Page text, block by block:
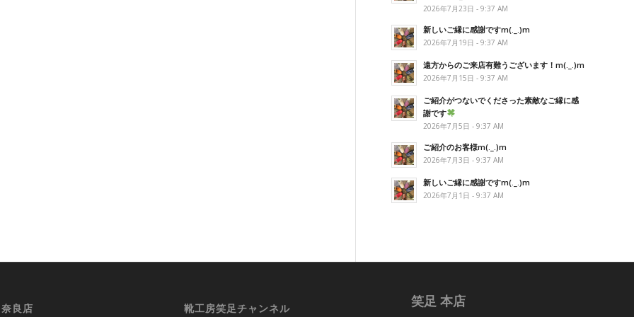
2026年7月23日 - 9:37 AM
新しいご縁に感謝ですm(._.)m
2026年7月19日 - 9:37 AM
遠方からのご来店有難うございます！m(._.)m
2026年7月15日 - 9:37 AM
ご紹介がつないでくださった素敵なご縁に感
謝です
2026年7月5日 - 9:37 AM
ご紹介のお客様m(._.)m
2026年7月3日 - 9:37 AM
新しいご縁に感謝ですm(._.)m
2026年7月1日 - 9:37 AM
良店 靴工房笑足チャンネル 笑足 本店